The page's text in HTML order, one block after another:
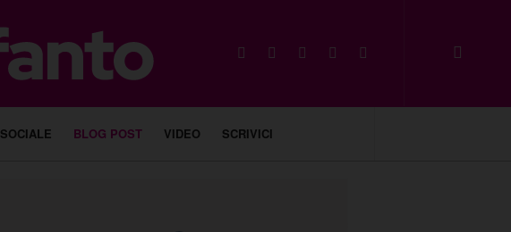
SOCIALE BLOG POST VIDEO SCRIVICI